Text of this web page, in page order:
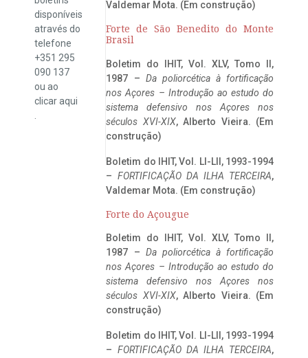
disponíveis
através do
telefone
+351 295
090 137
ou ao
clicaraqui
Valdemar Mota. (Em construção)
Forte de São Benedito do Monte
Brasil
Boletim do IHIT, Vol. XLV, Tomo II,
1987 – Da poliorcética à fortificação
nos Açores – Introdução ao estudo do
sistema defensivo nos Açores nos
séculos XVI-XIX, Alberto Vieira. (Em
construção)
Boletim do IHIT, Vol. LI-LII, 1993-1994
– FORTIFICAÇÃO DA ILHA TERCEIRA,
Valdemar Mota. (Em construção)
Forte do Açougue
Boletim do IHIT, Vol. XLV, Tomo II,
1987 – Da poliorcética à fortificação
nos Açores – Introdução ao estudo do
sistema defensivo nos Açores nos
séculos XVI-XIX, Alberto Vieira. (Em
construção)
Boletim do IHIT, Vol. LI-LII, 1993-1994
– FORTIFICAÇÃO DA ILHA TERCEIRA,